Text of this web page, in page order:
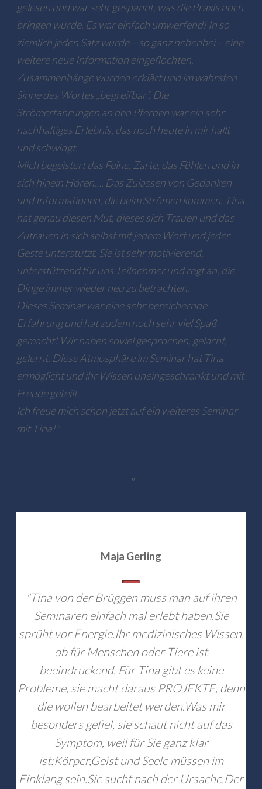
gelesen und war sehr gespannt, was die Praxis noch
bringen würde. Es war einfach umwerfend! In so
ziemlich jeden Satz wurde – so ganz nebenbei – eine
weitere neue Information eingeflochten,
Zusammenhänge wurden erklärt und im wahrsten
Sinne des Wortes „begreifbar“. Die
Strömerfahrungen an den Pferden war ein sehr
nachhaltiges Erlebnis, das noch heute in mir hallt
und schwingt.
Mich begeistert das Feine, Zarte, das Fühlen und in
sich hinein Hören…. Das Zulassen von Gedanken
und Informationen, die beim Strömen kommen. Tina
hat genau diesen Mut, dieses sich Trauen und das
Zutrauen in sich selbst mit jedem Wort und jeder
Geste unterstützt. Sie ist sehr motivierend,
unterstützend für uns Teilnehmer und regt an, die
Dinge immer wieder neu zu betrachten.
Dieses Seminar war eine sehr bereichernde
Erfahrung und hat zudem noch sehr viel Spaß
gemacht! Wir haben soviel gesprochen, gelacht,
gelernt. Diese Atmosphäre im Seminar hat Tina
ermöglicht und ihr Wissen uneingeschränkt und mit
Freude geteilt.
Ich freue mich schon jetzt auf ein weiteres Seminar
mit Tina!"
"
Maja Gerling
"Tina von der Brüggen muss man auf ihren
Seminaren einfach mal erlebt haben.Sie
sprüht vor Energie.Ihr medizinisches Wissen,
ob für Menschen oder Tiere ist
beeindruckend. Für Tina gibt es keine
Probleme, sie macht daraus PROJEKTE, denn
die wollen bearbeitet werden.Was mir
besonders gefiel, sie schaut nicht auf das
Symptom, weil für Sie ganz klar
ist:Körper,Geist und Seele müssen im
Einklang sein.Sie sucht nach der Ursache.Der